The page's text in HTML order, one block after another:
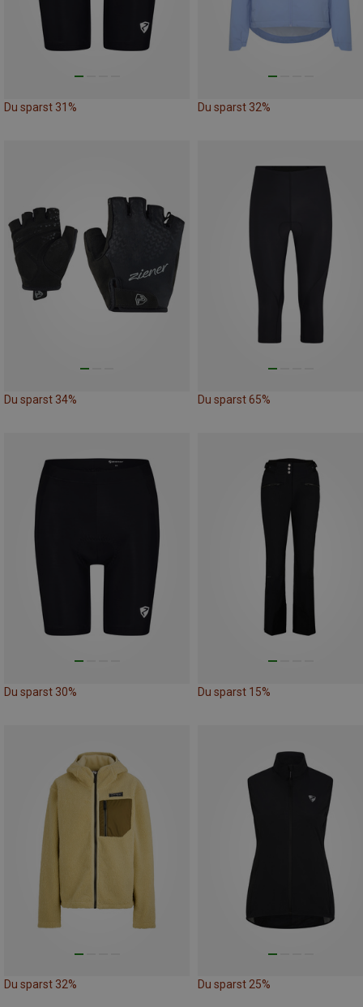
Du sparst 31% Du sparst 32%
Du sparst 34% Du sparst 65%
Du sparst 30% Du sparst 15%
Du sparst 32% Du sparst 25%